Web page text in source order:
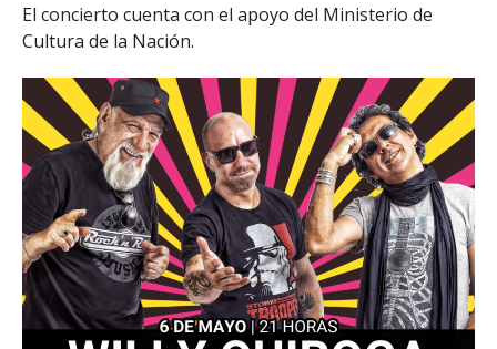
El concierto cuenta con el apoyo del Ministerio de
Cultura de la Nación.